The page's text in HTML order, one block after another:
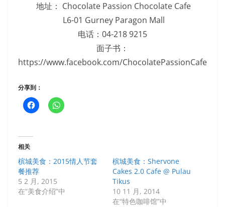
地址： Chocolate Passion Chocolate Cafe
L6-01 Gurney Paragon Mall
电话：04-218 9215
面子书：
https://www.facebook.com/ChocolatePassionCafe
分享到：
相关
槟城美食：2015情人节套
餐推荐
5 2 月, 2015
在“美食介绍”中
槟城美食：Shervone
Cakes 2.0 Cafe @ Pulau
Tikus
10 11 月, 2014
在“特色咖啡馆”中